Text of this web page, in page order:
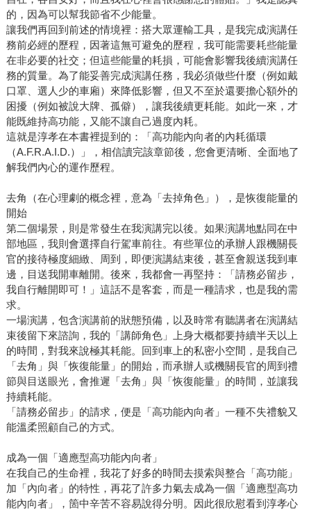
的，因為可以幫我節省不少能量。
讓我們再回到前述的情境裡：搭大眾運輸工具，是我完成演講任
務前必經的歷程，因著這無可避免的歷程，我可能需要耗些能量
在非必要的社交；但這些能量的耗損，可能會影響我後續演講任
務的質量。為了能妥善完成演講任務，我必須做些什麼（例如戴
口罩、選人少的車廂）來降低影響，但又不至於還要擔心額外的
困擾（例如被說大牌、孤僻），讓我後續更耗能。如此一來，才
能既維持高功能，又能不讓自己過度內耗。
這就是淳孝在本書裡提到的：「高功能內向者的內耗循環
（A.F.R.A.I.D.）」，相信讀完該章節後，您會更清晰、全面地了
解我們內心的運作歷程。
去角（在心理劇的概念裡，意為「去掉角色」），是恢復能量的
開始
第二個場景，則是常發生在我演講完以後。如果演講地點同在中
部地區，我則會選擇自行駕車前往。有些單位的承辦人跟機關長
官的接待極度細緻、周到，即便演講結束後，甚至會親送我到車
邊，目送我開車離開。後來，我都會一再堅持：「請務必留步，
我自行離開即可！」這話不是客套，而是一種請求，也是我的需
求。
一場演講，包含演講前的狀態預備，以及時常有聽講者在演講結
束後留下來諮詢，我的「講師角色」上身大概都要持續半天以上
的時間，對我來說極其耗能。回到車上的私密小空間，是我自己
「去角」與「恢復能量」的開始，而承辦人或機關長官的周到禮
節與目送眼光，會推遲「去角」與「恢復能量」的時間，並讓我
持續耗能。
「請務必留步」的請求，便是「高功能內向者」一種不失禮貌又
能溫柔照顧自己的方式。
成為一個「適應型高功能內向者」
在我自己的生命裡，我花了好多的時間去摸索與整合「高功能」
加「內向者」的特性，再花了許多力氣去成為一個「適應型高功
能內向者」，箇中辛苦不容易說得分明。因此很欣慰看到淳孝心